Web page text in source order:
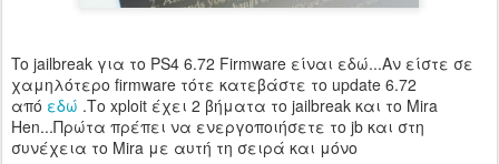
To jailbreak για το PS4 6.72 Firmware είναι εδώ...Αν είστε σε
χαμηλότερο firmware τότε κατεβάστε το update 6.72
από εδώ .Το xploit έχει 2 βήματα το jailbreak και το Mira
Hen...Πρώτα πρέπει να ενεργοποιήσετε το jb και στη
συνέχεια το Mira με αυτή τη σειρά και μόνο